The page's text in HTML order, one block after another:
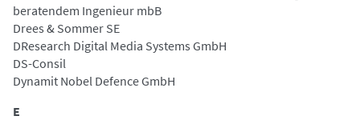
beratendem Ingenieur mbB
Drees & Sommer SE
DResearch Digital Media Systems GmbH
DS-Consil
Dynamit Nobel Defence GmbH
E